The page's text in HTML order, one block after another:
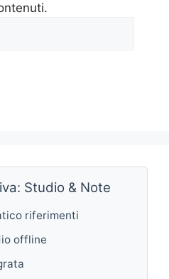
Studio & Note
riferimenti
offline